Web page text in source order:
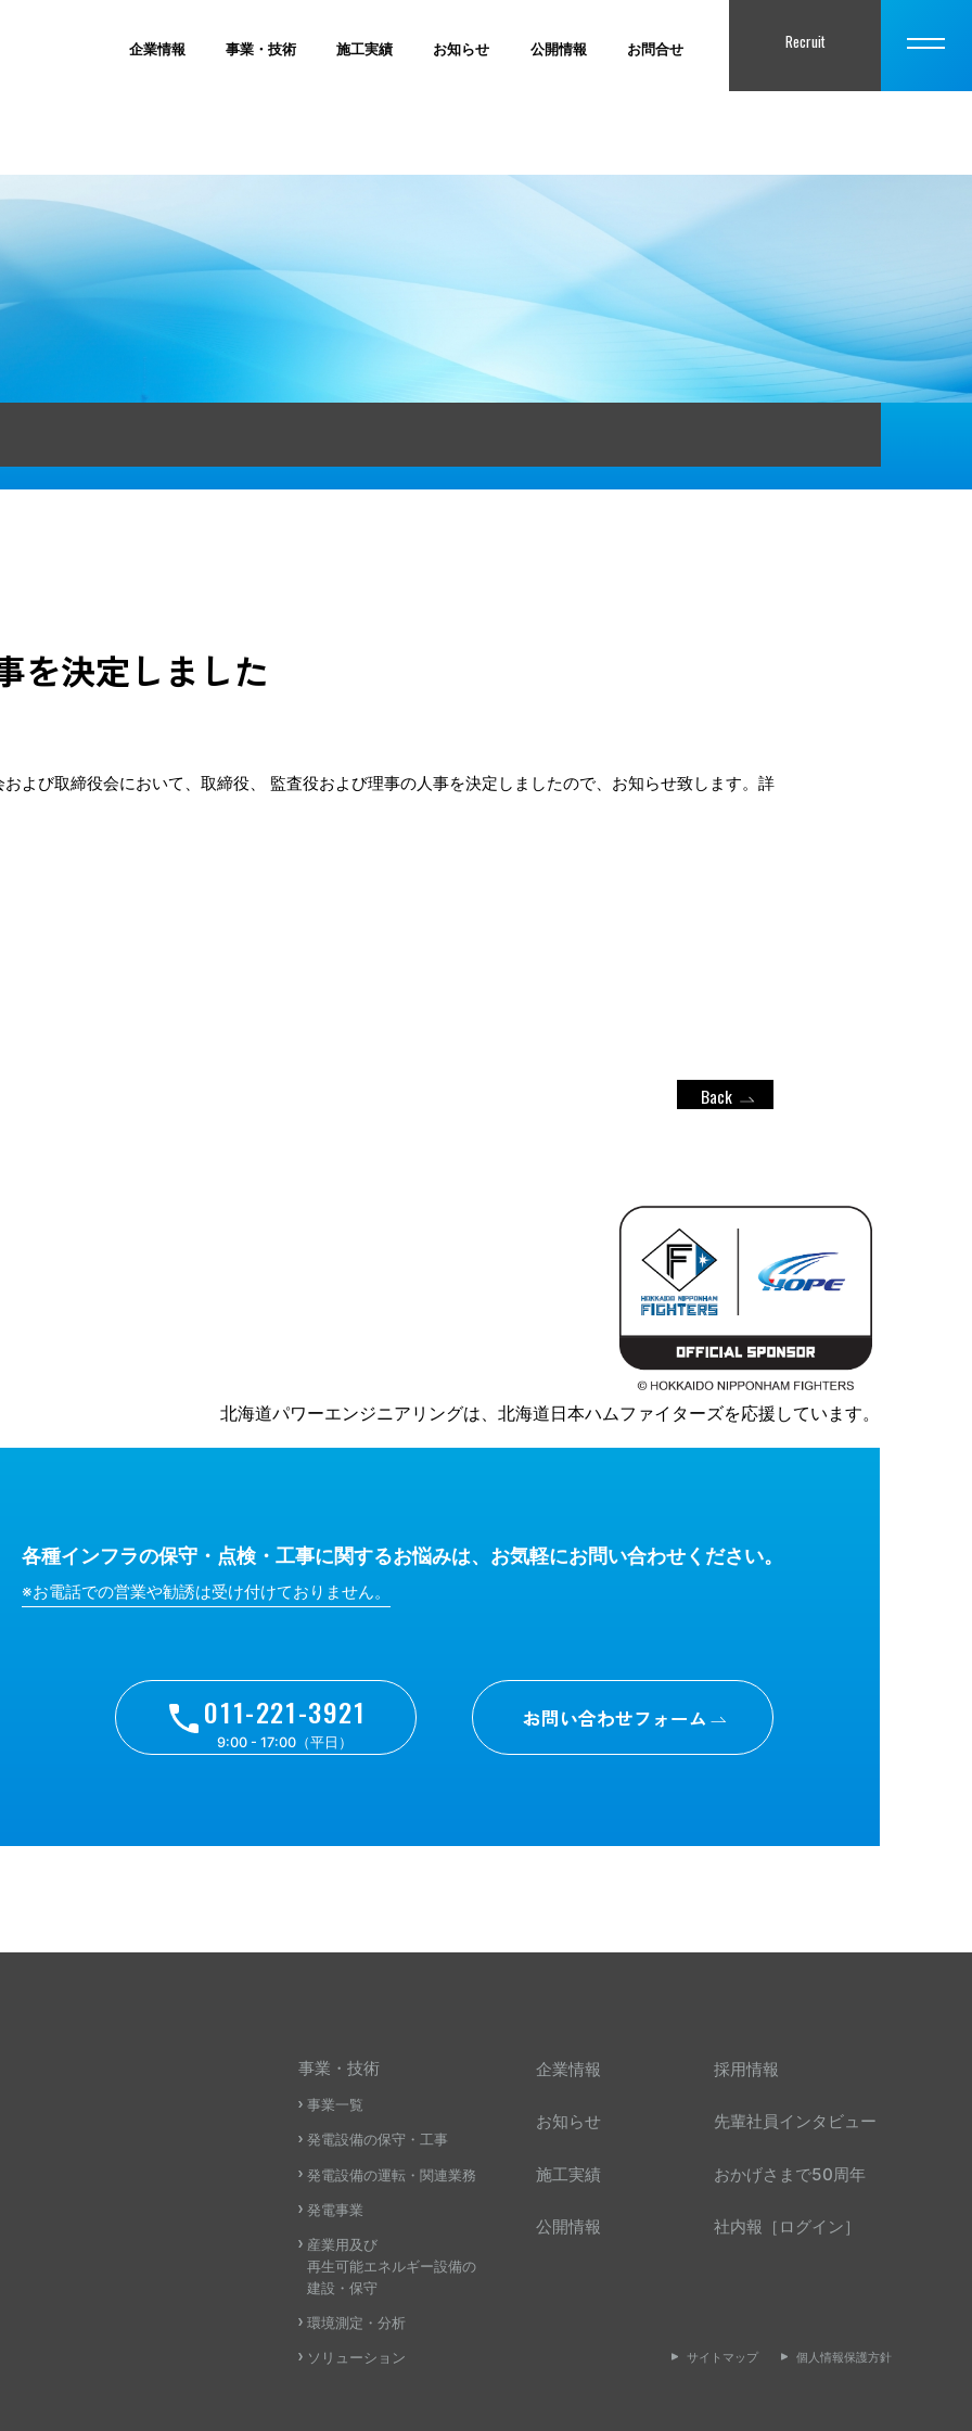
企業情報 事業・技術 施工実績 お知らせ 公開情報 お問合せ Recruit
を決定しました
よび取締役会において、取締役、 監査役および理事の人事を決定しましたので、お知らせ致します。詳
Back
北海道パワーエンジニアリングは、北海道日本ハムファイターズを応援しています。
各種インフラの保守・点検・工事に関するお悩みは、お気軽にお問い合わせください。
※お電話での営業や勧誘は受け付けておりません。
011-221-3921
9:00 - 17:00（平日）
お問い合わせフォーム
事業・技術
事業一覧
発電設備の保守・工事
発電設備の運転・関連業務
発電事業
産業用及び
再生可能エネルギー設備の
建設・保守
環境測定・分析
ソリューション
企業情報
お知らせ
施工実績
公開情報
採用情報
先輩社員インタビュー
おかげさまで50周年
社内報［ログイン］
サイトマップ 個人情報保護方針